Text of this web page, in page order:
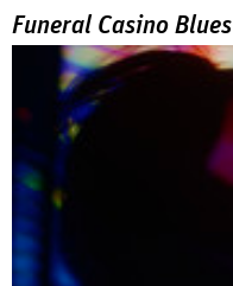
Funeral Casino Blues